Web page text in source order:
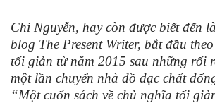
Chi Nguyễn, hay còn được biết đến
blog The Present Writer, bắt đầu
tối giản từ năm 2015 sau những rối
một lần chuyển nhà đồ đạc chất
“Một cuốn sách về chủ nghĩa tối